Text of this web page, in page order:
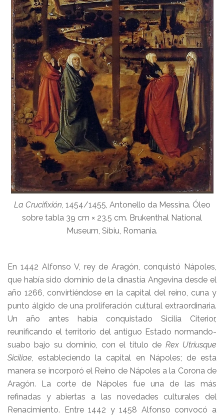
La Crucifixión, 1454/1455, Antonello da Messina. Óleo
sobre tabla 39 cm × 23.5 cm. Brukenthal National
Museum, Sibiu, Romania.
En 1442 Alfonso V, rey de Aragón, conquistó Nápoles,
que había sido dominio de la dinastía Angevina desde el
año 1266, convirtiéndose en la capital del reino, cuna y
punto álgido de una proliferación cultural extraordinaria.
Un año antes había conquistado Sicilia Citerior,
reunificando el territorio del antiguo Estado normando-
suabo bajo su dominio, con el título de Rex Utriusque
Siciliae, estableciendo la capital en Nápoles; de esta
manera se incorporó el Reino de Nápoles a la Corona de
Aragón. La corte de Nápoles fue una de las más
refinadas y abiertas a las novedades culturales del
Renacimiento. Entre 1442 y 1458 Alfonso convocó a